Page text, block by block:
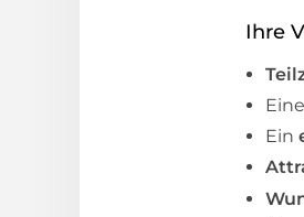
Ihre
Eine
Ein